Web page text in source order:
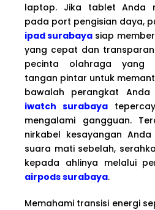
laptop. Jika tablet Anda
pada port pengisian daya,
ipad surabaya siap
yang cepat dan
pecinta olahraga yang
tangan pintar untuk
bawalah perangkat
iwatch surabaya
mengalami gangguan.
nirkabel kesayangan
suara mati sebelah,
kepada ahlinya melalui
airpods surabaya.
Memahami transisi energi